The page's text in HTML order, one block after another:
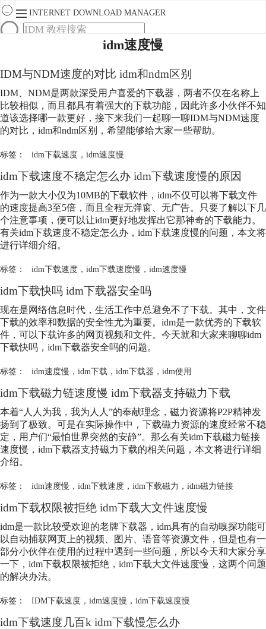
INTERNET DOWNLOAD MANAGER
下载
购买
idm速度慢
IDM与NDM速度的对比 idm和ndm区别
IDM、NDM是两款深受用户喜爱的下载器，两者不仅在名称上
比较相似，而且都具有着强大的下载功能，因此许多小伙伴不知
道该选择哪一款更好，接下来我们一起聊一聊IDM与NDM速度
的对比，idm和ndm区别，希望能够给大家一些帮助。
标签： idm下载速度， idm速度慢
idm下载速度不稳定怎么办 idm下载速度慢的原因
作为一款大小仅为10MB的下载软件，idm不仅可以将下载文件
的速度提高3至5倍，而且全程无弹窗、无广告。只要了解以下几
个注意事项，便可以让idm更好地发挥出它那神奇的下载能力。
有关idm下载速度不稳定怎么办，idm下载速度慢的问题，本文将
进行详细介绍。
标签： idm下载速度， idm下载速度慢 ， idm速度慢
idm下载快吗 idm下载器安全吗
现在是网络信息时代，生活工作中总避免不了下载。其中，文件
下载的效率和数据的安全性尤为重要。idm是一款优秀的下载软
件，可以下载许多的网页视频和文件。今天就和大家来聊聊idm
下载快吗，idm下载器安全吗的问题。
标签： idm速度慢 ， idm下载 ， idm下载器 ， idm使用
idm下载磁力链速度慢 idm下载器支持磁力下载
本着“人人为我，我为人人”的奉献理念，磁力资源将P2P精神发
扬到了极致。可是在实际操作中，下载磁力资源的速度经常不稳
定，用户们“最怕世界突然的安静”。那么有关idm下载磁力链接
速度慢，idm下载器支持磁力下载的相关问题，本文将进行详细
介绍。
标签： idm速度慢 ， idm下载速度， idm下载磁力 ， idm磁力链接
idm下载权限被拒绝 idm下载大文件速度慢
idm是一款比较受欢迎的老牌下载器，idm具有的自动嗅探功能可
以自动捕获网页上的视频、图片、语音等资源文件，但是也有一
部分小伙伴在使用的过程中遇到一些问题，所以今天和大家分享
一下，idm下载权限被拒绝，idm下载大文件速度慢，这两个问题
的解决办法。
标签： IDM下载速度， idm速度慢 ， idm下载速度慢
idm下载速度几百k idm下载慢怎么办